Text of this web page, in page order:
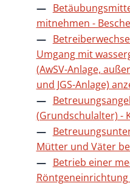
mitnehmen -
Umgang mit
(AwSV-Anlage,
und JGS-Anlage)
(Grundschulalter) -
Mütter und Väter
Betrieb einer